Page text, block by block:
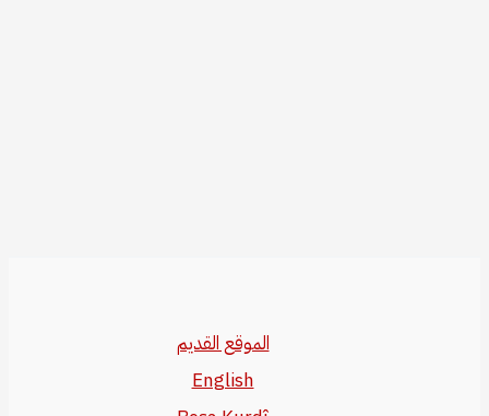
الموقع القديم
English